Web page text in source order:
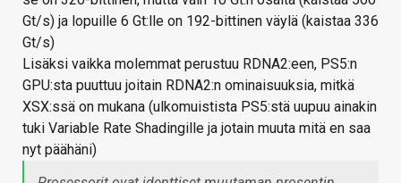
Gt/s) ja lopuille 6 Gt:lle on 192-bittinen väylä (kaistaa 336
Gt/s)
Lisäksi vaikka molemmat perustuu RDNA2:een, PS5:n
GPU:sta puuttuu joitain RDNA2:n ominaisuuksia, mitkä
XSX:ssä on mukana (ulkomuistista PS5:stä uupuu ainakin
tuki Variable Rate Shadingille ja jotain muuta mitä en saa
nyt päähäni)